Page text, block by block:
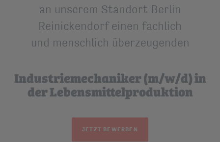
an unserem Standort Berlin
Reinickendorf einen fachlich
und menschlich überzeugenden
Industriemechaniker (m/w/d) in
der Lebensmittelproduktion
JETZT BEWERBEN